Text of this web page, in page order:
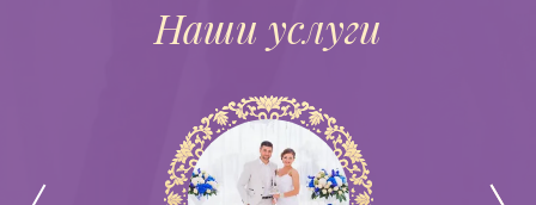
Наши услуги